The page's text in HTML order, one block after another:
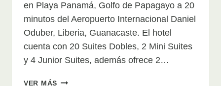
en Playa Panamá, Golfo de Papagayo a 20
minutos del Aeropuerto Internacional Daniel
Oduber, Liberia, Guanacaste. El hotel
cuenta con 20 Suites Dobles, 2 Mini Suites
y 4 Junior Suites, además ofrece 2…
VER MÁS CASA